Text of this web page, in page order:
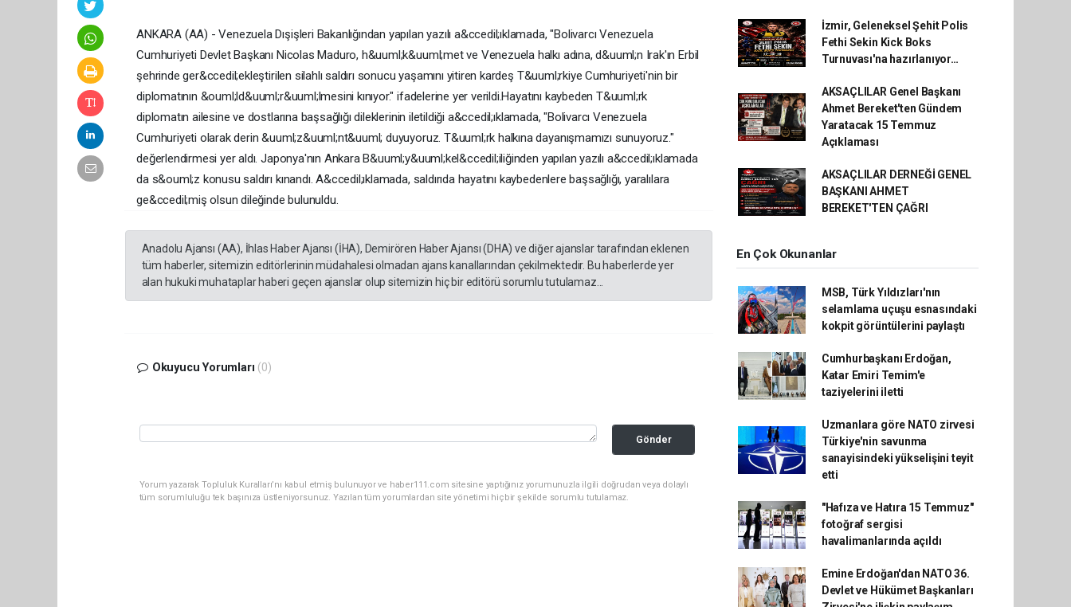
ANKARA (AA) - Venezuela Dışişleri Bakanlığından yapılan yazılı a&ccedil;ıklamada, "Bolivarcı Venezuela
Cumhuriyeti Devlet Başkanı Nicolas Maduro, h&uuml;k&uuml;met ve Venezuela halkı adına, d&uuml;n Irak'ın Erbil
şehrinde ger&ccedil;ekleştirilen silahlı saldırı sonucu yaşamını yitiren kardeş T&uuml;rkiye Cumhuriyeti'nin bir
diplomatının &ouml;ld&uuml;r&uuml;lmesini kınıyor." ifadelerine yer verildi.Hayatını kaybeden T&uuml;rk
diplomatın ailesine ve dostlarına başsağlığı dileklerinin iletildiği a&ccedil;ıklamada, "Bolivarcı Venezuela
Cumhuriyeti olarak derin &uuml;z&uuml;nt&uuml; duyuyoruz. T&uuml;rk halkına dayanışmamızı sunuyoruz."
değerlendirmesi yer aldı. Japonya'nın Ankara B&uuml;y&uuml;kel&ccedil;iliğinden yapılan yazılı a&ccedil;ıklamada
da s&ouml;z konusu saldırı kınandı. A&ccedil;ıklamada, saldırıda hayatını kaybedenlere başsağlığı, yaralılara
ge&ccedil;miş olsun dileğinde bulunuldu.
Anadolu Ajansı (AA), İhlas Haber Ajansı (İHA), Demirören Haber Ajansı (DHA) ve diğer ajanslar tarafından eklenen
tüm haberler, sitemizin editörlerinin müdahalesi olmadan ajans kanallarından çekilmektedir. Bu haberlerde yer
alan hukuki muhataplar haberi geçen ajanslar olup sitemizin hiç bir editörü sorumlu tutulamaz...
Okuyucu Yorumları (0)
Gönder
Yorum yazarak Topluluk Kuralları’nı kabul etmiş bulunuyor ve haber111.com sitesine yaptığınız yorumunuzla ilgili doğrudan veya dolaylı
tüm sorumluluğu tek başınıza üstleniyorsunuz. Yazılan tüm yorumlardan site yönetimi hiçbir şekilde sorumlu tutulamaz.
İzmir, Geleneksel Şehit Polis
Fethi Sekin Kick Boks
Turnuvası'na hazırlanıyor…
AKSAÇLILAR Genel Başkanı
Ahmet Bereket'ten Gündem
Yaratacak 15 Temmuz
Açıklaması
AKSAÇLILAR DERNEĞİ GENEL
BAŞKANI AHMET
BEREKET'TEN ÇAĞRI
En Çok Okunanlar
MSB, Türk Yıldızları'nın
selamlama uçuşu esnasındaki
kokpit görüntülerini paylaştı
Cumhurbaşkanı Erdoğan,
Katar Emiri Temim'e
taziyelerini iletti
Uzmanlara göre NATO zirvesi
Türkiye'nin savunma
sanayisindeki yükselişini teyit
etti
"Hafıza ve Hatıra 15 Temmuz"
fotoğraf sergisi
havalimanlarında açıldı
Emine Erdoğan'dan NATO 36.
Devlet ve Hükümet Başkanları